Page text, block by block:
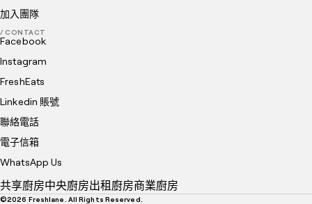
加入團隊
/ CONTACT
Facebook
Instagram
FreshEats
Linkedin 賬號
聯絡電話
電子信箱
WhatsApp Us
共享廚房中央廚房出租廚房商業廚房
©2026 Freshlane. All Rights Reserved.